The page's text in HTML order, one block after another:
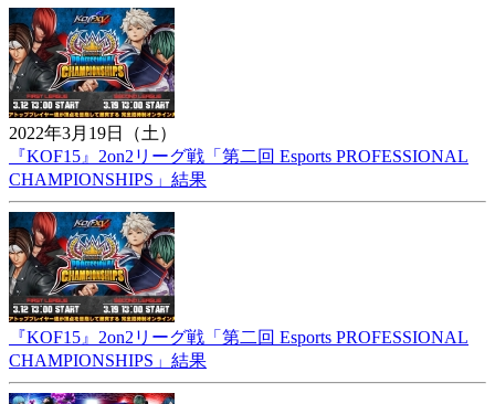
2022年3月19日（土）
『KOF15』2on2リーグ戦「第二回 Esports PROFESSIONAL
CHAMPIONSHIPS」結果
『KOF15』2on2リーグ戦「第二回 Esports PROFESSIONAL
CHAMPIONSHIPS」結果